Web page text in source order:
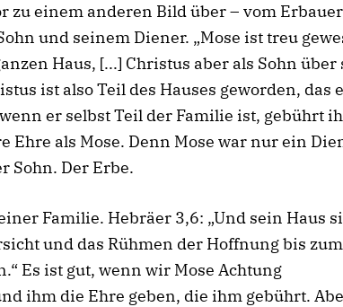
zu einem anderen Bild über – vom
und seinem Diener. „Mose ist treu
Haus, [...] Christus aber als Sohn über
ist also Teil des Hauses geworden, das
er selbst Teil der Familie ist, gebührt
Ehre als Mose. Denn Mose war nur ein
Sohn. Der Erbe.
Familie. Hebräer 3,6: „Und sein Haus
und das Rühmen der Hoffnung bis
Es ist gut, wenn wir Mose Achtung
ihm die Ehre geben, die ihm gebührt.